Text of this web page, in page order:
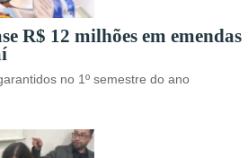
R$ 12 milhões em emendas
no 1º semestre do ano